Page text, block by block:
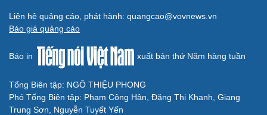
Cải chính
Liên hệ quảng cáo, phát hành: quangcao@vovnews.vn
Báo giá quảng cáo
Báo in xuất bản thứ Năm hàng tuần
Tổng Biên tập: NGÔ THIỆU PHONG
Phó Tổng Biên tập: Phạm Công Hân, Đặng Thị Khanh, Giang
Trung Sơn, Nguyễn Tuyết Yến